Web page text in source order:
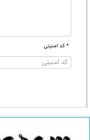
* کد امنیتی